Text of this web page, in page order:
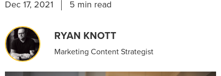
Dec 17, 2021 5 min read
RYAN KNOTT
Marketing Content Strategist